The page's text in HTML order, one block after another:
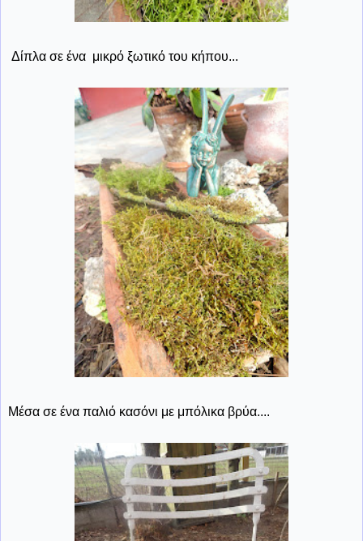
Δίπλα σε ένα μικρό ξωτικό του κήπου...
Μέσα σε ένα παλιό κασόνι με μπόλικα βρύα....